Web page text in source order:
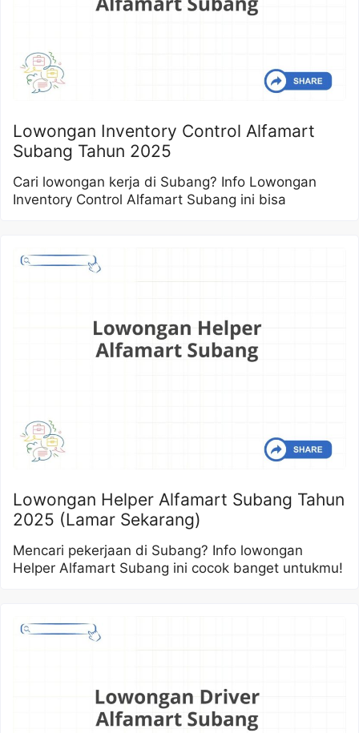
Lowongan Inventory Control Alfamart
Subang Tahun 2025
Cari lowongan kerja di Subang? Info Lowongan
Inventory Control Alfamart Subang ini bisa
Lowongan Helper Alfamart Subang Tahun
2025 (Lamar Sekarang)
Mencari pekerjaan di Subang? Info lowongan
Helper Alfamart Subang ini cocok banget untukmu!